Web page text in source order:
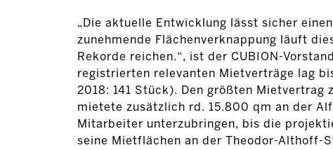
„Die aktuelle Entwicklung lässt sicher
zunehmende Flächenverknappung läuft
Rekorde reichen.“, ist der CUBION-
registrierten relevanten Mietverträge lag
2018: 141 Stück). Den größten
mietete zusätzlich rd. 15.800 qm an der
Mitarbeiter unterzubringen, bis die
seine Mietflächen an der Theodor-Althoff-